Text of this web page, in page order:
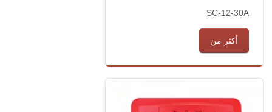
SC-12-30A
أكثر من